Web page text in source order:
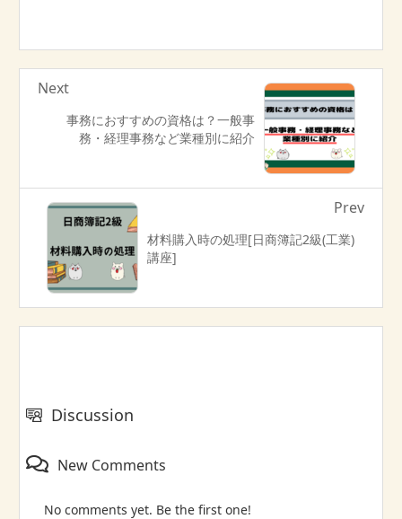
事務におすすめの資格は？一般事
務・経理事務など業種別に紹介
Next
材料購入時の処理[日商簿記2級(工業)
講座]
Prev
Discussion
New Comments
No comments yet. Be the first one!